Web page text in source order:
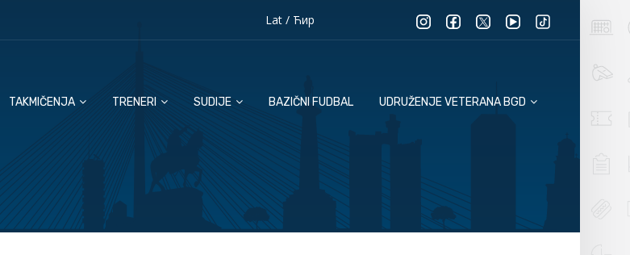
Lat/ Ћир
TAKMIČENJA TRENERI SUDIJE BAZIČNI FUDBAL UDRUŽENJE VETERANA BGD